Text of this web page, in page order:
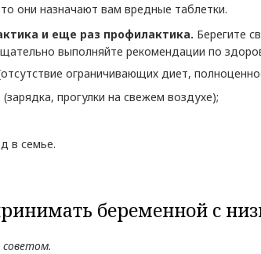
они назначают вам вредные таблетки.
и еще раз профилактика. Берегите
выполняйте рекомендации по
ограничивающих диет,
прогулки на свежем воздухе);
в семье.
беременной с